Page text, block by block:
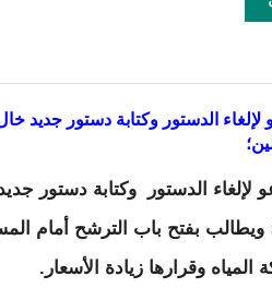
لإلغاء الدستور وكتابة دستور
لإلغاء الدستور وكتابة دستور
ويطالب بفتح باب الترشح أمام
وقرارها زيادة الأسعار.